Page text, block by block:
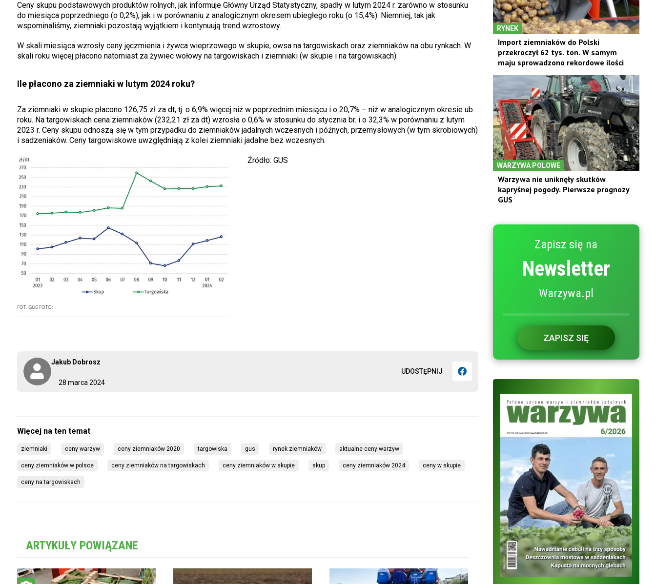
28 marca 2024
Jakub Dobrosz
UDOSTĘPNIJ
Ceny skupu podstawowych produktów rolnych, jak informuje Główny Urząd Statystyczny, spadły w lutym 2024 r. zarówno w stosunku
do miesiąca poprzedniego (o 0,2%), jak i w porównaniu z analogicznym okresem ubiegłego roku (o 15,4%). Niemniej, tak jak
wspominaliśmy, ziemniaki pozostają wyjątkiem i kontynuują trend wzrostowy.
W skali miesiąca wzrosły ceny jęczmienia i żywca wieprzowego w skupie, owsa na targowiskach oraz ziemniaków na obu rynkach. W
skali roku więcej płacono natomiast za żywiec wołowy na targowiskach i ziemniaki (w skupie i na targowiskach).
Ile płacono za ziemniaki w lutym 2024 roku?
Za ziemniaki w skupie płacono 126,75 zł za dt, tj. o 6,9% więcej niż w poprzednim miesiącu i o 20,7% – niż w analogicznym okresie ub.
roku. Na targowiskach cena ziemniaków (232,21 zł za dt) wzrosła o 0,6% w stosunku do stycznia br. i o 32,3% w porównaniu z lutym
2023 r. Ceny skupu odnoszą się w tym przypadku do ziemniaków jadalnych wczesnych i późnych, przemysłowych (w tym skrobiowych)
i sadzeniaków. Ceny targowiskowe uwzględniają z kolei ziemniaki jadalne bez wczesnych.
FOT. GUS FOTO:
Źródło: GUS
ziemniaki ceny warzyw ceny ziemniaków 2020 targowiska gus rynek ziemniaków aktualne ceny warzyw
ceny ziemniaków w polsce ceny ziemniaków na targowiskach ceny ziemniaków w skupie skup ceny ziemniaków 2024 ceny w skupie
ceny na targowiskach
ARTYKUŁY POWIĄZANE
RYNEK
Import ziemniaków do Polski
przekroczył 62 tys. ton. W samym
maju sprowadzono rekordowe ilości
WARZYWA POLOWE
Warzywa nie uniknęły skutków
kapryśnej pogody. Pierwsze prognozy
GUS
Zapisz się na
Newsletter
Warzywa.pl
ZAPISZ SIĘ